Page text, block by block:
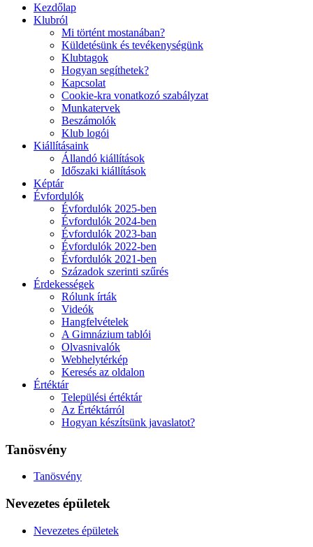
Kezdőlap
Klubról
Mi történt mostanában?
Küldetésünk és tevékenységünk
Klubtagok
Hogyan segíthetek?
Kapcsolat
Cookie-kra vonatkozó szabályzat
Munkatervek
Beszámolók
Klub logói
Kiállításaink
Állandó kiállítások
Időszaki kiállítások
Képtár
Évfordulók
Évfordulók 2025-ben
Évfordulók 2024-ben
Évfordulók 2023-ban
Évfordulók 2022-ben
Évfordulók 2021-ben
Századok szerinti szűrés
Érdekességek
Rólunk írták
Videók
Hangfelvételek
A Gimnázium tablói
Olvasnivalók
Webhelytérkép
Keresés az oldalon
Értéktár
Települési értéktár
Az Értéktárról
Hogyan készítsünk javaslatot?
Tanösvény
Tanösvény
Nevezetes épületek
Nevezetes épületek